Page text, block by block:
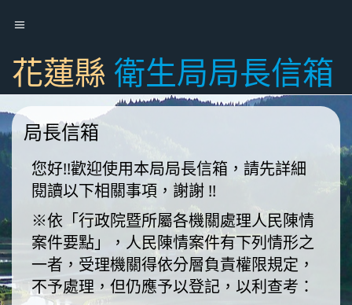
花蓮縣 衛生局局長信箱
局長信箱
您好!!歡迎使用本局局長信箱，請先詳細
閱讀以下相關事項，謝謝 !!
※依「行政院暨所屬各機關處理人民陳情
案件要點」，人民陳情案件有下列情形之
一者，受理機關得依分層負責權限規定，
不予處理，但仍應予以登記，以利查考：